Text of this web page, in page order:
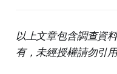
以上文章包含調查資
有，未經授權請勿引用